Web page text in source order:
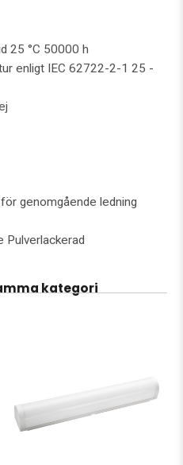
25 °C 50000 h
enligt IEC 62722-2-1 25 -
genomgående ledning
Pulverlackerad
kategori